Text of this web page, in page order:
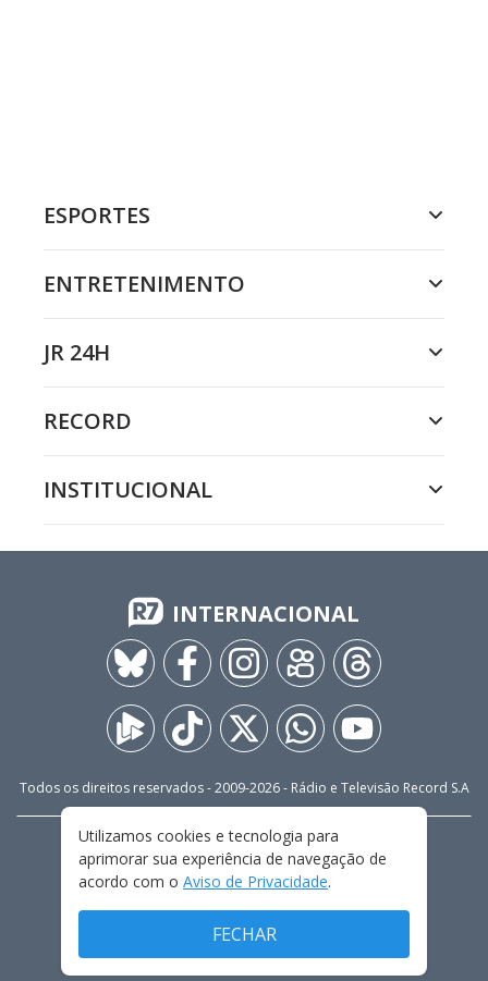
ESPORTES
ENTRETENIMENTO
JR 24H
RECORD
INSTITUCIONAL
INTERNACIONAL
Todos os direitos reservados - 2009-2026- Rádio e Televisão Record S.A
FALE CONOSCO
PRIVACIDADE
TERMOS E CONDIÇÕES DE USO
Utilizamos cookies e tecnologia para
aprimorar sua experiência de navegação de
acordo com o Aviso de Privacidade.
FECHAR